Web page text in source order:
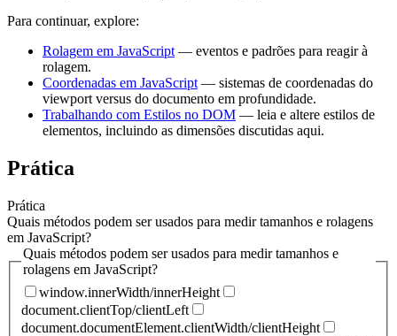
Para continuar, explore:
Rolagem em JavaScript — eventos e padrões para reagir à
rolagem.
Coordenadas em JavaScript — sistemas de coordenadas do
viewport versus do documento em profundidade.
Trabalhando com Estilos no DOM — leia e altere estilos de
elementos, incluindo as dimensões discutidas aqui.
Prática
Prática
Quais métodos podem ser usados para medir tamanhos e rolagens
em JavaScript?
Quais métodos podem ser usados para medir tamanhos e
rolagens em JavaScript?
window.innerWidth/innerHeight
document.clientTop/clientLeft
document.documentElement.clientWidth/clientHeight